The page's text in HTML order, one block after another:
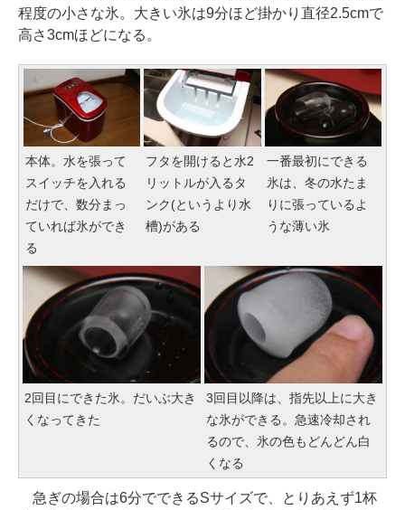
程度の小さな氷。大きい氷は9分ほど掛かり直径2.5cmで
高さ3cmほどになる。
本体。水を張って
スイッチを入れる
だけで、数分まっ
ていれば氷ができ
る
フタを開けると水2
リットルが入るタ
ンク(というより水
槽)がある
一番最初にできる
氷は、冬の水たま
りに張っているよ
うな薄い氷
2回目にできた氷。だいぶ大き
くなってきた
3回目以降は、指先以上に大き
な氷ができる。急速冷却され
るので、氷の色もどんどん白
くなる
急ぎの場合は6分でできるSサイズで、とりあえず1杯